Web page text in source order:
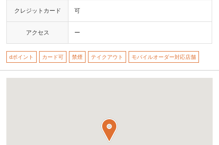
クレジットカード 可
アクセス ー
dポイント カード可 禁煙 テイクアウト モバイルオーダー対応店舗